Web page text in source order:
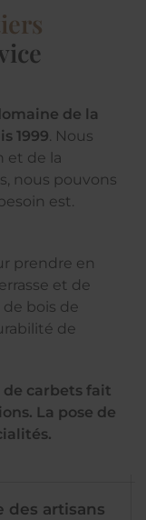
de la
1999. Nous
et de la
nous pouvons
est.
prendre en
et de
bois de
de
carbets fait
La pose de
des artisans